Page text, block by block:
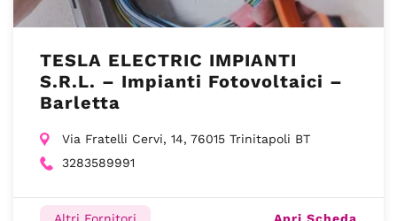
TESLA ELECTRIC IMPIANTI
S.R.L. – Impianti Fotovoltaici –
Barletta
Via Fratelli Cervi, 14, 76015 Trinitapoli BT
3283589991
Apri Scheda